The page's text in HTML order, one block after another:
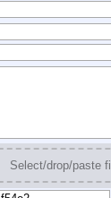
Select/drop/paste